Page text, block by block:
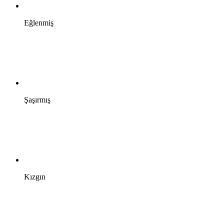
Eğlenmiş
Şaşırmış
Kızgın